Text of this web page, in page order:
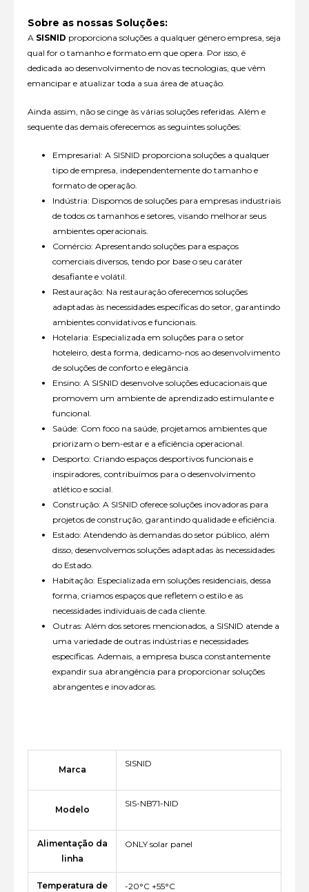
Sobre as nossas Soluções:
A SISNID proporciona soluções a qualquer género empresa, seja
qual for o tamanho e formato em que opera. Por isso, é
dedicada ao desenvolvimento de novas tecnologias, que vêm
emancipar e atualizar toda a sua área de atuação.
Ainda assim, não se cinge às várias soluções referidas. Além e
sequente das demais oferecemos as seguintes soluções:
Empresarial: A SISNID proporciona soluções a qualquer
tipo de empresa, independentemente do tamanho e
formato de operação.
Indústria: Dispomos de soluções para empresas industriais
de todos os tamanhos e setores, visando melhorar seus
ambientes operacionais.
Comércio: Apresentando soluções para espaços
comerciais diversos, tendo por base o seu caráter
desafiante e volátil.
Restauração: Na restauração oferecemos soluções
adaptadas às necessidades específicas do setor, garantindo
ambientes convidativos e funcionais.
Hotelaria: Especializada em soluções para o setor
hoteleiro, desta forma, dedicamo-nos ao desenvolvimento
de soluções de conforto e elegância.
Ensino: A SISNID desenvolve soluções educacionais que
promovem um ambiente de aprendizado estimulante e
funcional.
Saúde: Com foco na saúde, projetamos ambientes que
priorizam o bem-estar e a eficiência operacional.
Desporto: Criando espaços desportivos funcionais e
inspiradores, contribuímos para o desenvolvimento
atlético e social.
Construção: A SISNID oferece soluções inovadoras para
projetos de construção, garantindo qualidade e eficiência.
Estado: Atendendo às demandas do setor público, além
disso, desenvolvemos soluções adaptadas às necessidades
do Estado.
Habitação: Especializada em soluções residenciais, dessa
forma, criamos espaços que refletem o estilo e as
necessidades individuais de cada cliente.
Outras: Além dos setores mencionados, a SISNID atende a
uma variedade de outras indústrias e necessidades
específicas. Ademais, a empresa busca constantemente
expandir sua abrangência para proporcionar soluções
abrangentes e inovadoras.
Marca
SISNID
Modelo
SIS-NB71-NID
Alimentação da
linha
ONLY solar panel
Temperatura de -20°C +55°C